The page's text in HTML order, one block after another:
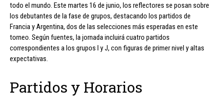
todo el mundo. Este martes 16 de junio, los reflectores se posan sobre
los debutantes de la fase de grupos, destacando los partidos de
Francia y Argentina, dos de las selecciones más esperadas en este
torneo. Según fuentes, la jornada incluirá cuatro partidos
correspondientes a los grupos I y J, con figuras de primer nivel y altas
expectativas.
Partidos y Horarios